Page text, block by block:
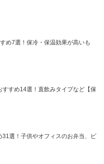
め7選！保冷・保温効果が高いも
すすめ14選！直飲みタイプなど【保
31選！子供やオフィスのお弁当、ピ